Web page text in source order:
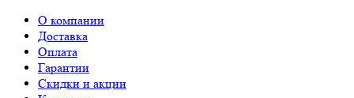
О компании
Доставка
Оплата
Гарантии
Скидки и акции